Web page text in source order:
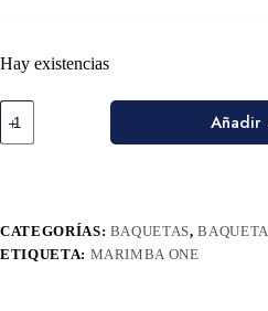
Hay existencias
Añadir
CATEGORÍAS: BAQUETAS,
ETIQUETA: MARIMBA ONE